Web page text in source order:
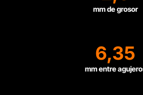
mm de grosor
6,35
mm entre